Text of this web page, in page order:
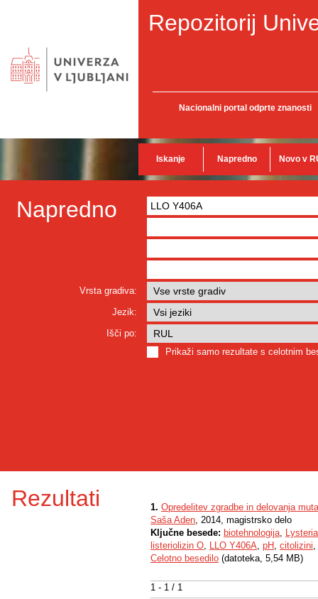
Repozitorij
Nacionalni portal odprte znanosti
Iskanje Napredno Novo v
Napredno
Vrsta gradiva:
Jezik:
Išči po:
Prikaži samo rezultate s celotnim
Rezultati
1 - 1 / 1
1. Opredelitev zgradbe in delovanja
Saša Aden, 2014, magistrsko delo
Ključne besede: biotehnologija,
listeriolizin O, LLO Y406A, pH , citolizini,
Celotno besedilo (datoteka, 5,54 MB)